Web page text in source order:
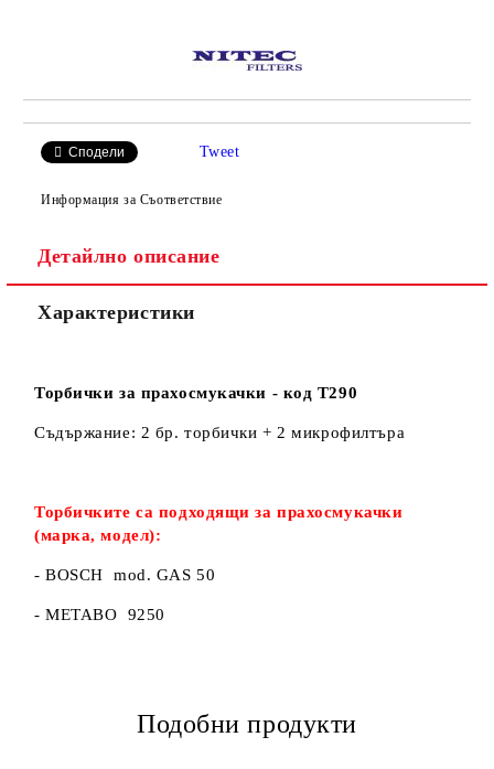
Сподели Tweet
Информация за Съответствие
Детайлно описание
Характеристики
Торбички за прахосмукачки - код Т290
Съдържание: 2 бр. торбички + 2 микрофилтъра
Торбичките са подходящи за прахосмукачки
(марка, модел):
- BOSCH mod. GAS 50
- METABO 9250
Подобни продукти